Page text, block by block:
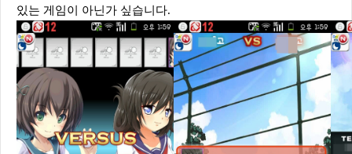
있는 게임이 아닌가 싶습니다.